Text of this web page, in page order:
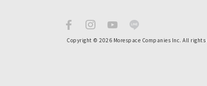
Copyright © 2026 Morespace Companies Inc. All rights